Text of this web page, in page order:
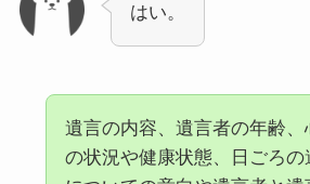
はい。
遺言の内容、遺言者の年齢、
の状況や健康状態、日ごろの